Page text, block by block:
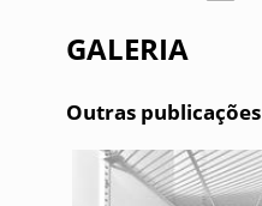
GALERIA
Outras publicações